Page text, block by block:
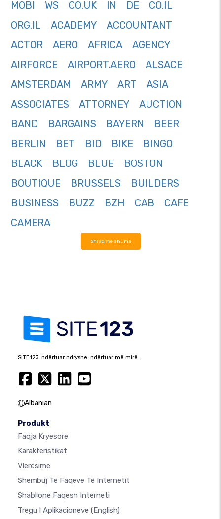
MOBI
WS CO.UK IN DE
CO.IL
ORG.IL
ACADEMY
ACCOUNTANT
ACTOR
AERO AFRICA
AGENCY
AIRFORCE
AIRPORT.AERO
ALSACE
AMSTERDAM
ARMY ART
ASIA
ASSOCIATES
ATTORNEY
AUCTION
BAND
BARGAINS BAYERN
BEER
BERLIN
BET BID BIKE
BINGO
BLACK
BLOG BLUE
BOSTON
BOUTIQUE
BRUSSELS
BUILDERS
BUSINESS
BUZZ BZH CAB
CAFE
CAMERA
Shfaq më shumë
SITE123: ndërtuar ndryshe, ndërtuar më mirë.
Albanian
Produkt
Faqja Kryesore
Karakteristikat
Vlerësime
Shembuj Të Faqeve Të Internetit
Shabllone Faqesh Interneti
Tregu I Aplikacioneve (English)